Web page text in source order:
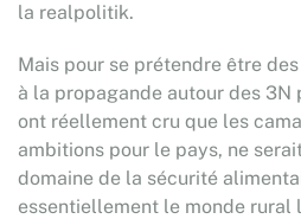
la realpolitik.
Mais pour se prétendre être
à la propagande autour des 3N
ont réellement cru que les
ambitions pour le pays, ne
domaine de la sécurité
essentiellement le monde rural